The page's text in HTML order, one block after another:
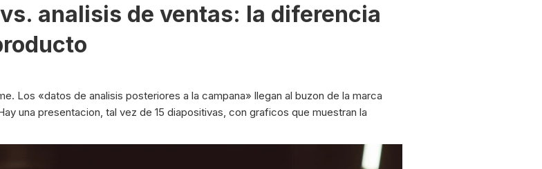
analisis de ventas: la diferencia
Los «datos de analisis posteriores a la campana» llegan al buzon de la marca
una presentacion, tal vez de 15 diapositivas, con graficos que muestran la